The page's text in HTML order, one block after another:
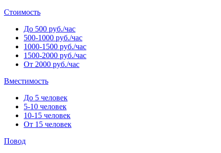
Стоимость
До 500 руб./час
500-1000 руб./час
1000-1500 руб./час
1500-2000 руб./час
От 2000 руб./час
Вместимость
До 5 человек
5-10 человек
10-15 человек
От 15 человек
Повод